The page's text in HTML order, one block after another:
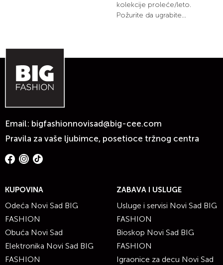
kolekcije proleće/leto.
Požurite da ugrabite...
Email: bigfashionnovisad@big-cee.com
Pravila za vaše ljubimce, posetioce tržnog centra
KUPOVINA
Odeća Novi Sad BIG
FASHION
Obuća Novi Sad
Elektronika Novi Sad BIG
FASHION
ZABAVA I USLUGE
Usluge i servisi Novi Sad BIG
FASHION
Bioskop Novi Sad BIG
FASHION
Igraonice za decu Novi Sad